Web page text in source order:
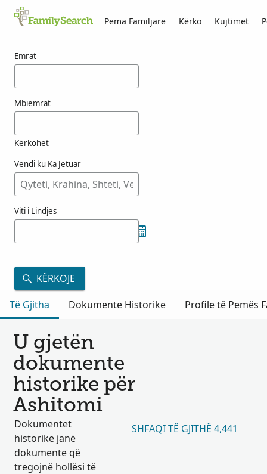
Pema Familjare Kërko Kujtimet
Emrat
Mbiemrat
Kërkohet
Vendi ku Ka Jetuar
Viti i Lindjes
KËRKOJE
Të Gjitha
Dokumente Historike Profile të Pemës
U gjetën
dokumente
historike për
Ashitomi
Dokumentet
historike janë
dokumente që
tregojnë hollësi të
SHFAQI TË GJITHË 4,441